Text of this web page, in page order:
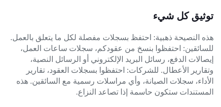
توثيق كل شيء
هذه النصيحة ذهبية: احتفظ بسجلات مفصلة لكل ما يتعلق بالعمل.
للسائقين: احتفظوا بنسخ من عقودكم، سجلات ساعات العمل،
إيصالات الدفع، رسائل البريد الإلكتروني أو الرسائل النصية،
وتقارير الأعطال. للشركات: احتفظوا بسجلات العقود، تقارير
الأداء، سجلات الصيانة، وأي مراسلات رسمية مع السائقين. هذه
المستندات ستكون حاسمة إذا تصاعد النزاع.